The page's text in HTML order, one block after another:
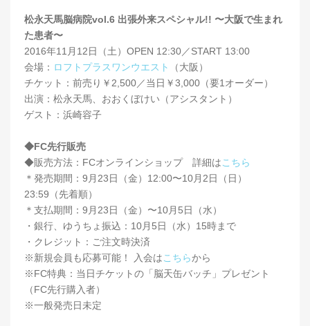
松永天馬脳病院vol.6 出張外来スペシャル!! 〜大阪で生まれ
た患者〜
2016年11月12日（土）OPEN 12:30／START 13:00
会場： ロフトプラスワンウエスト
（大阪）
チケット：前売り￥2,500／当日￥3,000（要1オーダー）
出演：松永天馬、おおくぼけい（アシスタント）
ゲスト：浜崎容子
◆FC先行販売
◆販売方法：FCオンラインショップ 詳細はこちら
＊発売期間：9月23日（金）12:00〜10月2日（日）
23:59（先着順）
＊支払期間：9月23日（金）〜10月5日（水）
・銀行、ゆうちょ振込：10月5日（水）15時まで
・クレジット：ご注文時決済
※新規会員も応募可能！ 入会はこちらから
※FC特典：当日チケットの「脳天缶バッチ」プレゼント
（FC先行購入者）
※一般発売日未定